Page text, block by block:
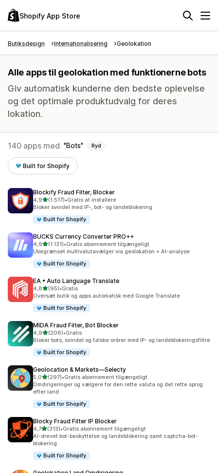
Shopify App Store
Butiksdesign Internationalisering Geolokation
Alle apps til geolokation med funktionerne bots
Giv automatisk kunderne den bedste oplevelse
og det optimale produktudvalg for deres
lokation.
140 apps med Bots Ryd
Built for Shopify
Blockify Fraud Filter, Blocker
4,9ud af 5 stjerner
(1.517)
1517 anmeldelser i alt
•Gratis at installere
Bloker svindel med IP-, bot- og landeblokering
Built for Shopify
BUCKS Currency Converter PRO++
4,9ud af 5 stjerner
(1.131)
1131 anmeldelser i alt
•Gratis abonnement tilgængeligt
Ubegrænset multivalutavælger via geolokation + AI-analyse
Built for Shopify
EA • Auto Language Translate
4,8ud af 5 stjerner
(95)
95 anmeldelser i alt
•Gratis
Oversæt butik og apps automatisk med Google Translate
Built for Shopify
MIDA Fraud Filter, Bot Blocker
4,9ud af 5 stjerner
(206)
206 anmeldelser i alt
•Gratis
Bloker bots, svindel og falske ordrer med IP- og landeblokeringsfiltre
Built for Shopify
Geolocation & Markets—Selecty
5,0ud af 5 stjerner
(297)
297 anmeldelser i alt
•Gratis abonnement tilgængeligt
Omdirigeringer og vælgere for den rette valuta og det rette sprog
efter land
Built for Shopify
Blocky Fraud Filter IP Blocker
4,7ud af 5 stjerner
(313)
313 anmeldelser i alt
•Gratis abonnement tilgængeligt
AI-drevet bot-beskyttelse og landeblokering samt captcha-bot-
blokering
Built for Shopify